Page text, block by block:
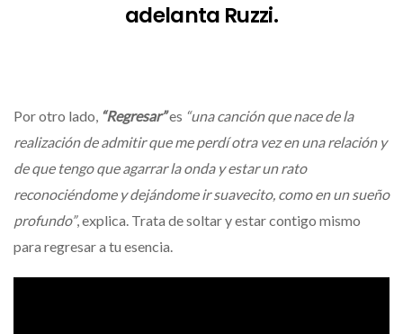
adelanta Ruzzi.
Por otro lado, “Regresar”es “una canción que nace de la
realización de admitir que me perdí otra vez en una relación y
de que tengo que agarrar la onda y estar un rato
reconociéndome y dejándome ir suavecito, como en un sueño
profundo”, explica. Trata de soltar y estar contigo mismo
para regresar a tu esencia.